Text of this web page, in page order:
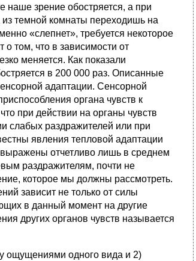
наше зрение обостряется, а при
из темной комнаты переходишь на
«слепнет», требуется некоторое
том, что в зависимости от
меняется. Как показали
в 200 000 раз. Описанные
адаптации. Сенсорной
органа чувств к
при действии на органы чувств
слабых раздражителей или при
явления тепловой адаптации
от­четливо лишь в среднем
раздражителям, почти не
которое мы должны рассмотреть.
зависит не только от силы
в данный момент на другие
других органов чувств называется
ощущениями одного вида и 2)